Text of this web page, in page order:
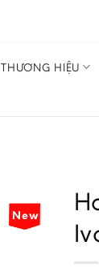
THƯƠNG HIỆU
New